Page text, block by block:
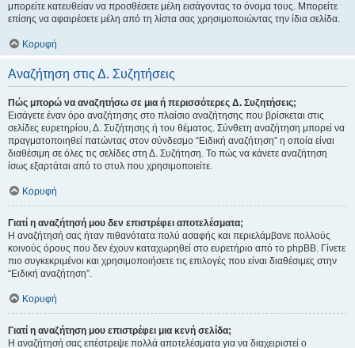
μπορείτε κατευθείαν να προσθέσετε μέλη εισάγοντας το όνομα τους. Μπορείτε
επίσης να αφαιρέσετε μέλη από τη λίστα σας χρησιμοποιώντας την ίδια σελίδα.
Κορυφή
Αναζήτηση στις Δ. Συζητήσεις
Πώς μπορώ να αναζητήσω σε μια ή περισσότερες Δ. Συζητήσεις;
Εισάγετε έναν όρο αναζήτησης στο πλαίσιο αναζήτησης που βρίσκεται στις
σελίδες ευρετηρίου, Δ. Συζήτησης ή του θέματος. Σύνθετη αναζήτηση μπορεί να
πραγματοποιηθεί πατώντας στον σύνδεσμο “Ειδική αναζήτηση” η οποία είναι
διαθέσιμη σε όλες τις σελίδες στη Δ. Συζήτηση. Το πώς να κάνετε αναζήτηση
ίσως εξαρτάται από το στυλ που χρησιμοποιείτε.
Κορυφή
Γιατί η αναζήτησή μου δεν επιστρέφει αποτελέσματα;
Η αναζήτησή σας ήταν πιθανότατα πολύ ασαφής και περιελάμβανε πολλούς
κοινούς όρους που δεν έχουν καταχωρηθεί στο ευρετήριο από το phpBB. Γίνετε
πιο συγκεκριμένοι και χρησιμοποιήσετε τις επιλογές που είναι διαθέσιμες στην
“Ειδική αναζήτηση”.
Κορυφή
Γιατί η αναζήτηση μου επιστρέφει μια κενή σελίδα;
Η αναζήτησή σας επέστρεψε πολλά αποτελέσματα για να διαχειριστεί ο